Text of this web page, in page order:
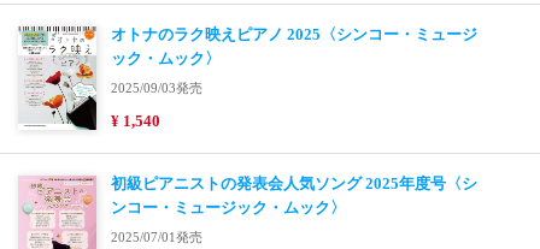
オトナのラク映えピアノ 2025〈シンコー・ミュージ
ック・ムック〉
2025/09/03発売
¥ 1,540
初級ピアニストの発表会人気ソング 2025年度号〈シ
ンコー・ミュージック・ムック〉
2025/07/01発売